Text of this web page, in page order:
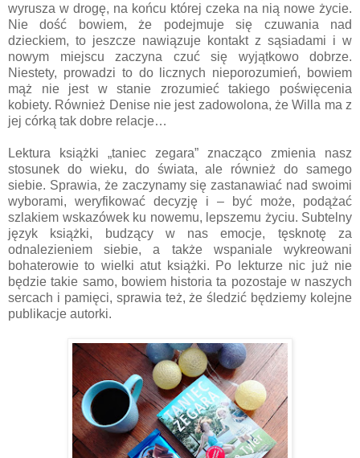
wyrusza w drogę, na końcu której czeka na nią nowe życie.
Nie dość bowiem, że podejmuje się czuwania nad
dzieckiem, to jeszcze nawiązuje kontakt z sąsiadami i w
nowym miejscu zaczyna czuć się wyjątkowo dobrze.
Niestety, prowadzi to do licznych nieporozumień, bowiem
mąż nie jest w stanie zrozumieć takiego poświęcenia
kobiety. Również Denise nie jest zadowolona, że Willa ma z
jej córką tak dobre relacje…
Lektura książki „taniec zegara” znacząco zmienia nasz
stosunek do wieku, do świata, ale również do samego
siebie. Sprawia, że zaczynamy się zastanawiać nad swoimi
wyborami, weryfikować decyzję i – być może, podążać
szlakiem wskazówek ku nowemu, lepszemu życiu. Subtelny
język książki, budzący w nas emocje, tęsknotę za
odnalezieniem siebie, a także wspaniale wykreowani
bohaterowie to wielki atut książki. Po lekturze nic już nie
będzie takie samo, bowiem historia ta pozostaje w naszych
sercach i pamięci, sprawia też, że śledzić będziemy kolejne
publikacje autorki.